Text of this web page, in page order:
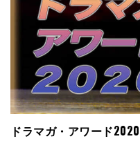
ドラマガ・アワード